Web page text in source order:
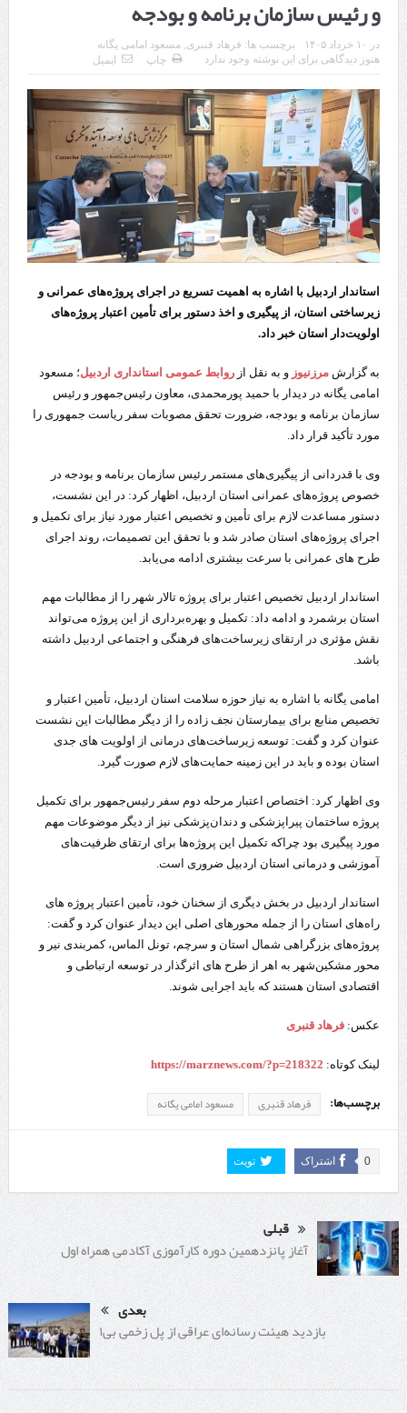
چابهار، جایی که دریا به زندگی سلام می‌کند
گزارش ویژه؛
طرز تهیه خورش خلال کرمانشاهی +نکات و فوت وفن‌ها
قدردانی وزیر میراث فرهنگی، گردشگری و صنایع دستی از استاندار اردبیل
استاندار اردبیل در دیدار دبیر شورای‌عالی مناطق آزاد و ویژه اقتصادی:
راه‌اندازی کامل منطقه آزاد اردبیل-بیله‌سوار و منطقه ویژه اقتصادی نمین تسریع
شود
در دیدار استاندار اردبیل و مدیرعامل بانک سینا محقق شد؛
تخصیص ۳۰۰میلیارد تومان برای تکمیل بزرگراه اردبیل-سرچم
کشف ۱۱ قبضه سلاح کلت کمری توسط مرزبانان هنگ مرزی ارومیه
رئیس سازمان راهداری:
مرز چیلات دهلران می‌تواند مکمل مرز بین‌المللی مهران شود
و رئيس سازمان برنامه و بودجه
در ۱۰ خرداد ۱۴۰۵ برچسب ها: فرهاد قنبری, مسعود امامی یگانه
هنوز دیدگاهی برای این نوشته وجود ندارد
چاپ ایمیل
استاندار اردبیل با اشاره به اهمیت تسریع در اجرای پروژه‌های عمرانی و
زیرساختی استان، از پیگیری و اخذ دستور برای تأمین اعتبار پروژه‌های
اولویت‌دار استان خبر داد.
به گزارش مرزنیوز و به نقل از روابط عمومی استانداری اردبیل؛ مسعود
امامی یگانه در دیدار با حمید پورمحمدی، معاون رئیس‌جمهور و رئيس
سازمان برنامه و بودجه، ضرورت تحقق مصوبات سفر ریاست جمهوری را
مورد تأکید قرار داد.
وی با قدردانی از پیگیری‌های مستمر رئیس سازمان برنامه و بودجه در
خصوص پروژه‌های عمرانی استان اردبیل، اظهار کرد: در این نشست،
دستور مساعدت لازم برای تأمین و تخصیص اعتبار مورد نیاز برای تکمیل و
اجرای پروژه‌های استان صادر شد و با تحقق این تصمیمات، روند اجرای
طرح‌ های عمرانی با سرعت بیشتری ادامه می‌یابد.
استاندار اردبیل تخصیص اعتبار برای پروژه تالار شهر را از مطالبات مهم
استان برشمرد و ادامه داد: تکمیل و بهره‌برداری از این پروژه می‌تواند
نقش مؤثری در ارتقای زیرساخت‌های فرهنگی و اجتماعی اردبیل داشته
باشد.
امامی یگانه با اشاره به نیاز حوزه سلامت استان اردبیل، تأمین اعتبار و
تخصیص منابع برای بیمارستان نجف‌ زاده را از دیگر مطالبات این نشست
عنوان کرد و گفت: توسعه زیرساخت‌های درمانی از اولویت‌ های جدی
استان بوده و باید در این زمینه حمایت‌های لازم صورت گیرد.
وی اظهار کرد: اختصاص اعتبار مرحله دوم سفر رئیس‌جمهور برای تکمیل
پروژه ساختمان پیراپزشکی و دندان‌پزشکی نیز از دیگر موضوعات مهم
مورد پیگیری بود چراکه تکمیل این پروژه‌ها برای ارتقای ظرفیت‌های
آموزشی و درمانی استان اردبیل ضروری است.
استاندار اردبیل در بخش دیگری از سخنان خود، تأمین اعتبار پروژه‌ های
راه‌های استان را از جمله محورهای اصلی این دیدار عنوان کرد و گفت:
پروژه‌های بزرگراهی شمال استان و سرچم، تونل الماس، کمربندی نیر و
محور مشکین‌شهر به اهر از طرح‌ های اثرگذار در توسعه ارتباطی و
اقتصادی استان هستند که باید اجرایی شوند.
عکس: فرهاد قنبری
لینک کوتاه: https://marznews.com/?p=218322
برچسب‌ها: فرهاد قنبری مسعود امامی یگانه
اشتراک 0 تویت
قبلی
آغاز پانزدهمین دوره کارآموزی آکادمی همراه اول
بعدی
بازدید هیئت رسانه‌ای عراقی از پل زخمی بی۱